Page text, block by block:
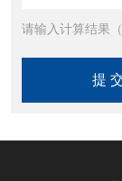
请输入计算结果